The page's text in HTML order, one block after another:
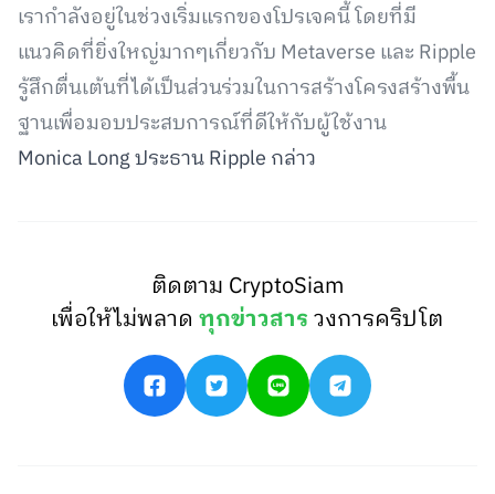
เรากำลังอยู่ในช่วงเริ่มแรกของโปรเจคนี้ โดยที่มี
แนวคิดที่ยิ่งใหญ่มากๆเกี่ยวกับ Metaverse และ Ripple
รู้สึกตื่นเต้นที่ได้เป็นส่วนร่วมในการสร้างโครงสร้างพื้น
ฐานเพื่อมอบประสบการณ์ที่ดีให้กับผู้ใช้งาน
Monica Long ประธาน Ripple กล่าว
ติดตาม CryptoSiam
เพื่อให้ไม่พลาดทุกข่าวสารวงการคริปโต